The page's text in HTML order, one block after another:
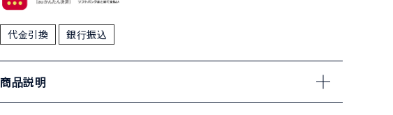
代金引換 銀行振込
商品説明